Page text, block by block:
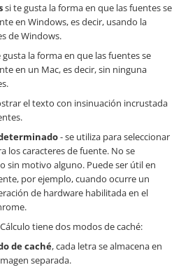
si te gusta la forma en que las fuentes se
en Windows, es decir, usando la
de Windows.
gusta la forma en que las fuentes se
en un Mac, es decir, sin ninguna
el texto con insinuación incrustada
- se utiliza para seleccionar
los caracteres de fuente. No se
sin motivo alguno. Puede ser útil en
por ejemplo, cuando ocurre un
de hardware habilitada en el
tiene dos modos de caché:
de caché, cada letra se almacena en
separada.